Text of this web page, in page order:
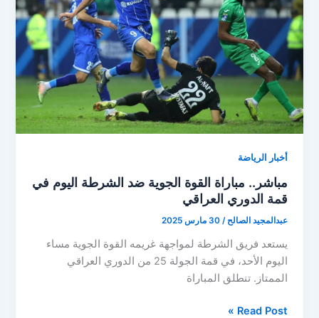
26
من
الدوري
العراقي
أخبار الرياضة
مباشر.. مباراة القوة الجوية ضد الشرطة اليوم في
قمة الدوري العراقي
عبدالمجيد الصالح/30 مارس 2025
يستعد فريق الشرطة لمواجهة غريمه القوة الجوية مساء
اليوم الأحد، في قمة الجولة 25 من الدوري العراقي
الممتاز. تنطلق المباراة
مباشر..
Read Post »